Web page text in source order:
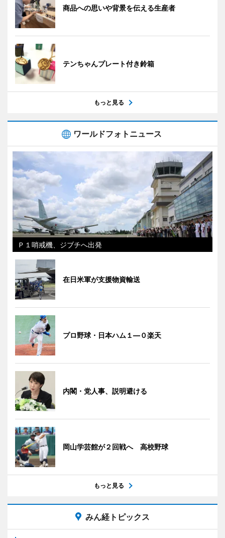
商品への思いや背景を伝える生産者
テンちゃんプレート付き鈴箱
もっと見る
ワールドフォトニュース
Ｐ１哨戒機、ジブチへ出発
在日米軍が支援物資輸送
プロ野球・日本ハム１―０楽天
内閣・党人事、説明避ける
岡山学芸館が２回戦へ 高校野球
もっと見る
みん経トピックス